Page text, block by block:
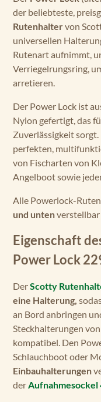
der beliebteste,
Rutenhaltervon
universellen
Rutenart aufnimmt,
Verriegelrungsring,
arretieren.
Der Power Lock ist
Nylon gefertigt, das
Zuverlässigkeit
perfekten,
von Fischarten von
Angelboot sowie
Alle Powerlock-
und unten
Eigenschaft
Power Lock
DerScotty
eine Halterung,
an Bord anbringen
Steckhalterungen
kompatibel. Den
Schlauchboot oder
Einbauhalterungen
derAufnahmesockel